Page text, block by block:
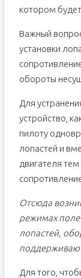
котором
Важный
установки
обороты
Для
устройство,
пилоту
лопастей и
двигателя
Отсюда
режимах
лопастей,
Для того,